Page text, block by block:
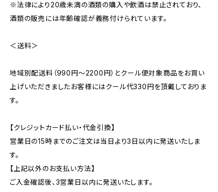
※法律により20歳未満の酒類の購入や飲酒は禁止されており、
酒類の販売には年齢確認が義務付けられています。
＜送料＞
地域別配送料（990円～2200円）とクール便対象商品をお買い
上げいただきましたお客様にはクール代330円を頂戴しておりま
す。
【クレジットカード払い・代金引換】
営業日の15時までのご注文は当日より3日以内に発送いたしま
す。
【上記以外のお支払い方法】
ご入金確認後、3営業日以内に発送いたします。